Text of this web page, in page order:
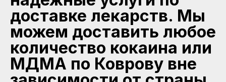
доставке лекарств. Мы
можем доставить любое
количество кокаина или
МДМА по Коврову вне